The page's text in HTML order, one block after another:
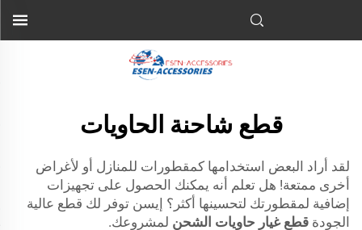
قطع شاحنة الحاويات
لقد أراد البعض استخدامها كمقطورات للمنازل أو لأغراض
أخرى ممتعة! هل تعلم أنه يمكنك الحصول على تجهيزات
إضافية لمقطورتك لتحسينها أكثر؟ إيسن توفر لك قطع عالية
الجودة قطع غيار حاويات الشحن لمشروعك.